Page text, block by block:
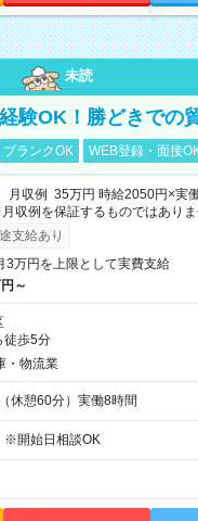
未読
験OK！勝どきでの
ブランクOK WEB登録・面接
収例 35万円 時給2050円×実
収例を保証するものではあり
利用可（利用条件有）
支給あり
3万円を上限として実費支給
～
徒歩5分
・物流業
休憩60分）実働8時間
開始日相談OK